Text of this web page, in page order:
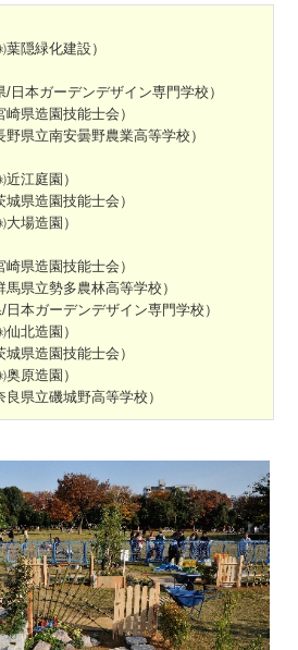
隠緑化建設）
本ガーデンデザイン専門学校）
県造園技能士会）
県立南安曇野農業高等学校）
近江庭園）
県造園技能士会）
場造園）
県造園技能士会）
県立勢多農林高等学校）
本ガーデンデザイン専門学校）
北造園）
県造園技能士会）
原造園）
県立磯城野高等学校）